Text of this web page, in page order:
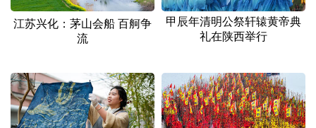
江苏兴化：茅山会船 百舸争
流
甲辰年清明公祭轩辕黄帝典
礼在陕西举行